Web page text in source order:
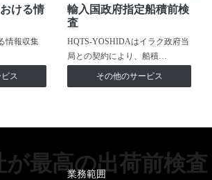
ける情
情報収集
ス
輸入国政府指定船積前検
査
HQTS-YOSHIDAはイラク政府当
局との契約により、船積…
その他のサービス
最高の出荷前検査
業務範囲